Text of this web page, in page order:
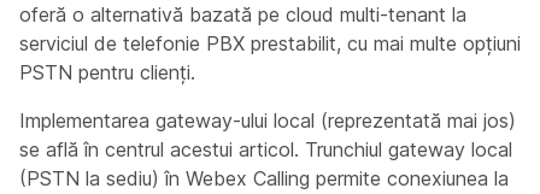
oferă o alternativă bazată pe cloud multi-tenant la
serviciul de telefonie PBX prestabilit, cu mai multe opțiuni
PSTN pentru clienți.
Implementarea gateway-ului local (reprezentată mai jos)
se află în centrul acestui articol. Trunchiul gateway local
(PSTN la sediu) în Webex Calling permite conexiunea la